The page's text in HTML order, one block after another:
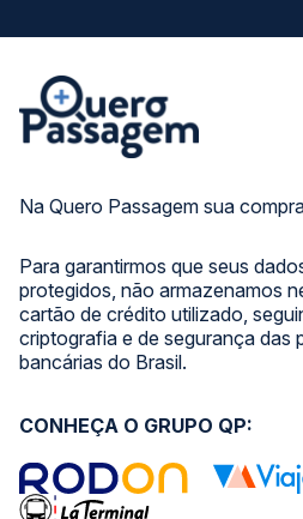
Na Quero Passagem sua
Para garantirmos que seus
protegidos, não armazenamos
cartão de crédito utilizado,
criptografia e de segurança das
bancárias do Brasil.
CONHEÇA O GRUPO QP: